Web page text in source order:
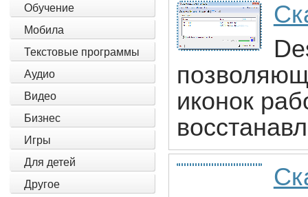
Обучение
Мобила
Текстовые программы
Аудио
Видео
Бизнес
Игры
Для детей
Другое
иконок